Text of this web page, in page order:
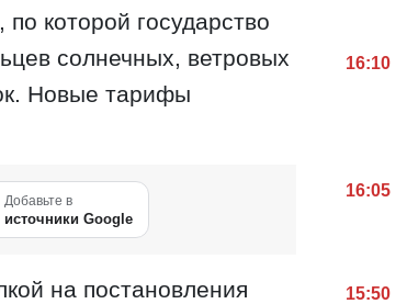
которой государство
солнечных, ветровых
Новые тарифы
Добавьте в
источники Google
на постановления
16:10
16:05
15:50